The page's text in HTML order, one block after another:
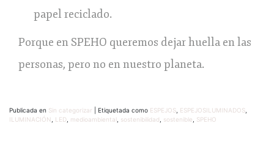
papel reciclado.
Porque en SPEHO queremos dejar huella en las
personas, pero no en nuestro planeta.
Publicada en Sin categorizar Etiquetada como ESPEJOS ESPEJOSILUMINADOS
ILUMINACIÓN
LED medioambiental sostenibilidad sostenible SPEHO